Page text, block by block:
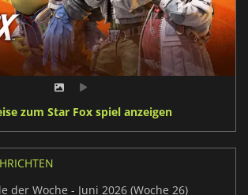
zum Star Fox spiel anzeigen
der Woche - Juni 2026 (Woche 26)